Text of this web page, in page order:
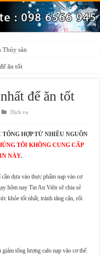
Thủy sản
ăn tốt
để ăn tốt
Dịch vụ
HỢP TỪ NHIỀU NGUỒN
TÔI KHÔNG CUNG CẤP
NÀY.
dựa vào thực phẩm nạp vào cơ
hôm nay Tin An Viên sẽ chia sẻ
khỏe tốt nhất, tránh tăng cân, rối
tổng lượng calo nạp vào cơ thể.